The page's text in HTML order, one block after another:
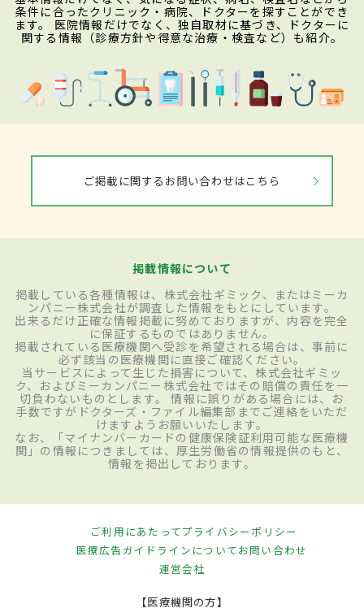
条件に合ったクリニック・病院、ドクターを探すことができ
ます。 医院情報だけでなく、独自取材に基づき、ドクターに
関する情報（診療方針や得意な治療・検査など）も紹介。
ご掲載に関するお問い合わせはこちら
掲載情報について
掲載している各種情報は、株式会社ギミック、またはミーカ
ンパニー株式会社が調査した情報をもとにしています。
出来るだけ正確な情報掲載に努めておりますが、内容を完全
に保証するものではありません。
掲載されている医療機関へ受診を希望される場合は、事前に
必ず該当の医療機関に直接ご確認ください。
当サービスによって生じた損害について、株式会社ギミッ
ク、およびミーカンパニー株式会社ではその賠償の責任を一
切負わないものとします。 情報に誤りがある場合には、お
手数ですがドクターズ・ファイル編集部までご連絡をいただ
けますようお願いいたします。
なお、「マイナンバーカードの健康保険証利用可能な医療機
関」の情報につきましては、厚生労働省の情報提供のもと、
情報を掲出しております。
ご利用にあたってプライバシーポリシー
医療広告ガイドラインについてお問い合わせ
運営会社
【医療機関の方】